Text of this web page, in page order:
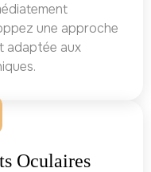
une approche
adaptée aux
Oculaires